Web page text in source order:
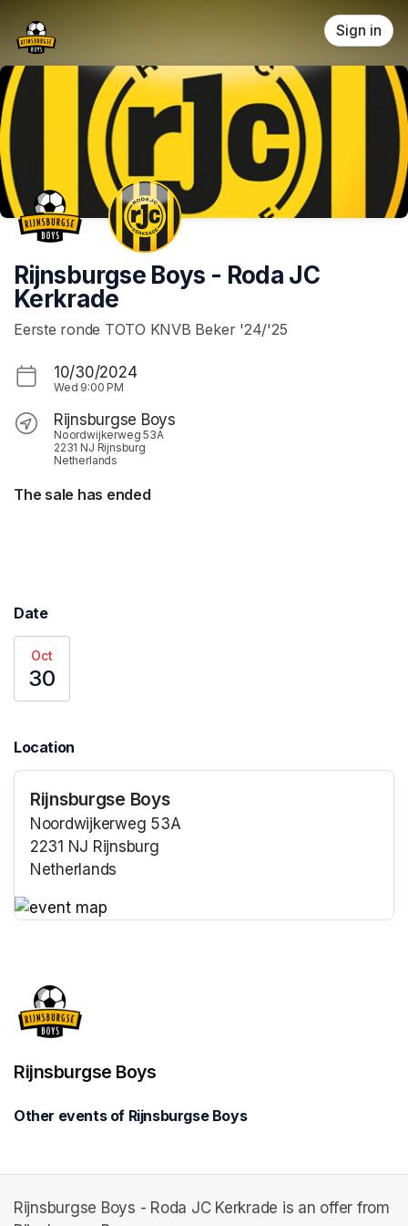
Sign in
Rijnsburgse Boys - Roda JC
Kerkrade
Eerste ronde TOTO KNVB Beker '24/'25
10/30/2024
Wed 9:00 PM
Rijnsburgse Boys
Noordwijkerweg 53A
2231 NJ Rijnsburg
Netherlands
The sale has ended
Date
Oct
30
Location
Rijnsburgse Boys
Noordwijkerweg 53A
2231 NJ Rijnsburg
Netherlands
Rijnsburgse Boys
Other events of Rijnsburgse Boys
Rijnsburgse Boys - Roda JC Kerkrade is an offer from